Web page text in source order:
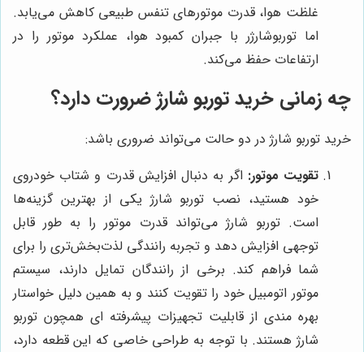
غلظت هوا، قدرت موتورهای تنفس طبیعی کاهش می‌یابد.
اما توربوشارژر با جبران کمبود هوا، عملکرد موتور را در
ارتفاعات حفظ می‌کند.
چه زمانی خرید توربو شارژ ضرورت دارد؟
خرید توربو شارژ در دو حالت می‌تواند ضروری باشد:
تقویت موتور: اگر به دنبال افزایش قدرت و شتاب خودروی
خود هستید، نصب توربو شارژ یکی از بهترین گزینه‌ها
است. توربو شارژ می‌تواند قدرت موتور را به طور قابل
توجهی افزایش دهد و تجربه رانندگی لذت‌بخش‌تری را برای
شما فراهم کند. برخی از رانندگان تمایل دارند، سیستم
موتور اتومبیل خود را تقویت کنند و به همین دلیل خواستار
بهره مندی از قابلیت تجهیزات پیشرفته ای همچون توربو
شارژ هستند. با توجه به طراحی خاصی که این قطعه دارد،